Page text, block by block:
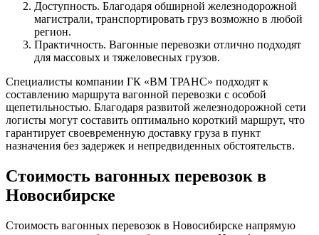
Доступность. Благодаря обширной железнодорожной
магистрали, транспортировать груз возможно в любой
регион.
Практичность. Вагонные перевозки отлично подходят
для массовых и тяжеловесных грузов.
Специалисты компании ГК «ВМ ТРАНС» подходят к
составлению маршрута вагонной перевозки с особой
щепетильностью. Благодаря развитой железнодорожной сети
логисты могут составить оптимально короткий маршрут, что
гарантирует своевременную доставку груза в пункт
назначения без задержек и непредвиденных обстоятельств.
Стоимость вагонных перевозок в
Новосибирске
Стоимость вагонных перевозок в Новосибирске напрямую